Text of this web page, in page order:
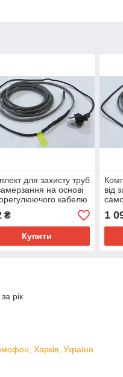
для захисту труб
на основі
кабелю
24 Вт/м - 1
₴
Купити
від
1
рік
Харків, Україна